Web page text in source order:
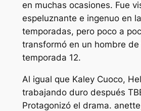
en muchas ocasiones. Fue
espeluznante e ingenuo en
temporadas, pero poco a
transformó en un hombre
temporada 12.
Al igual que Kaley Cuoco,
trabajando duro después
Protagonizó el drama.